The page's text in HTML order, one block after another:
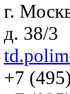
г.
д. 38/3
+7